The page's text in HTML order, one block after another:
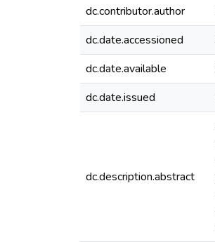
dc.contributor.author
dc.date.accessioned
dc.date.available
dc.date.issued
dc.description.abstract